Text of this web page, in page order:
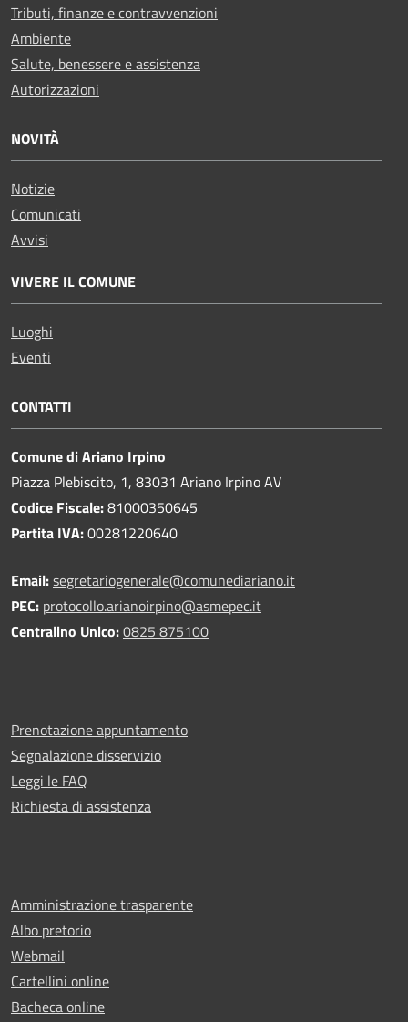
Tributi, finanze e contravvenzioni
Ambiente
Salute, benessere e assistenza
Autorizzazioni
NOVITÀ
Notizie
Comunicati
Avvisi
VIVERE IL COMUNE
Luoghi
Eventi
CONTATTI
Comune di Ariano Irpino
Piazza Plebiscito, 1, 83031 Ariano Irpino AV
Codice Fiscale:81000350645
Partita IVA:00281220640
Email:segretariogenerale@comunediariano.it
PEC: protocollo.arianoirpino@asmepec.it
Centralino Unico:0825 875100
Prenotazione appuntamento
Segnalazione disservizio
Leggi le FAQ
Richiesta di assistenza
Amministrazione trasparente
Albo pretorio
Webmail
Cartellini online
Bacheca online